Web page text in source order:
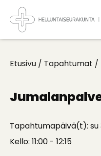
Takaisin
ylös
Koti
Etusivu / Tapahtumat /
Tapahtumapäivä(t): su
Kello: 11:00 - 12:15